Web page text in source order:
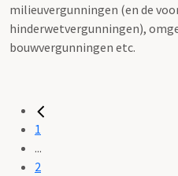
milieuvergunningen (en de
hinderwetvergunningen),
bouwvergunningen etc.
1
...
2